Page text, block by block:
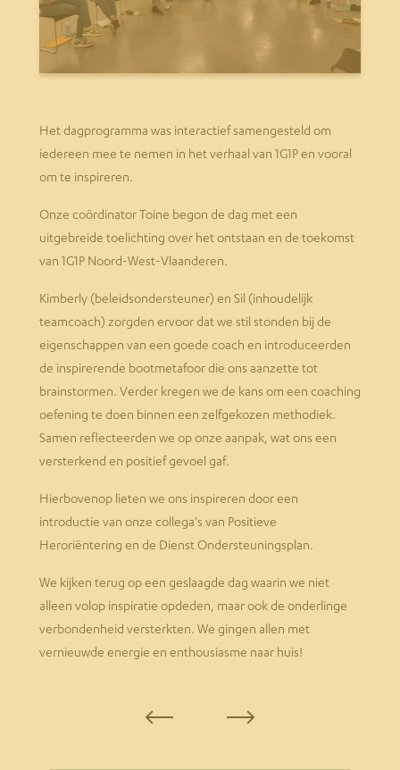
Het dagprogramma was interactief samengesteld om
iedereen mee te nemen in het verhaal van 1G1P en vooral
om te inspireren.
Onze coördinator Toine begon de dag met een
uitgebreide toelichting over het ontstaan en de toekomst
van 1G1P Noord-West-Vlaanderen.
Kimberly (beleidsondersteuner) en Sil (inhoudelijk
teamcoach) zorgden ervoor dat we stil stonden bij de
eigenschappen van een goede coach en introduceerden
de inspirerende bootmetafoor die ons aanzette tot
brainstormen. Verder kregen we de kans om een coaching
oefening te doen binnen een zelfgekozen methodiek.
Samen reflecteerden we op onze aanpak, wat ons een
versterkend en positief gevoel gaf.
Hierbovenop lieten we ons inspireren door een
introductie van onze collega's van Positieve
Heroriëntering en de Dienst Ondersteuningsplan.
We kijken terug op een geslaagde dag waarin we niet
alleen volop inspiratie opdeden, maar ook de onderlinge
verbondenheid versterkten. We gingen allen met
vernieuwde energie en enthousiasme naar huis!